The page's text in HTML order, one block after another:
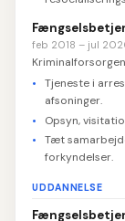
feb 2018 – jul
Tjeneste i
afsoninger.
Opsyn,
Tæt
forkyndelser.
UDDANNELSE